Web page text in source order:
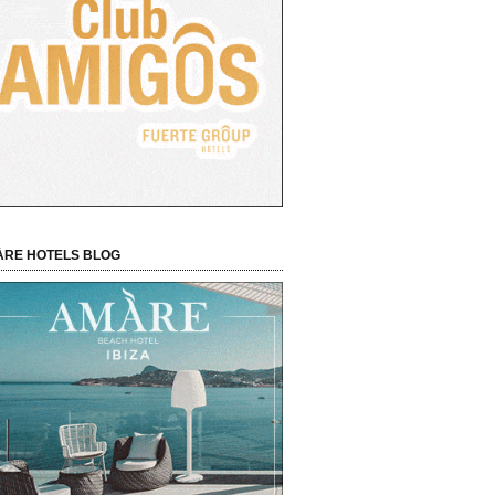
HOTELS BLOG